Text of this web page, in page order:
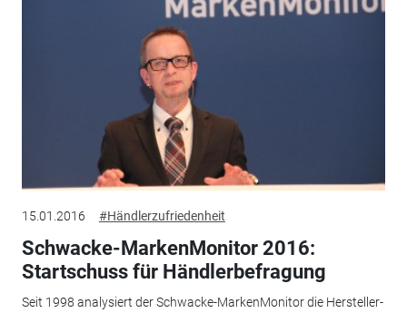
15.01.2016 #Händlerzufriedenheit
Schwacke-MarkenMonitor 2016:
Startschuss für Händlerbefragung
Seit 1998 analysiert der Schwacke-MarkenMonitor die Hersteller-